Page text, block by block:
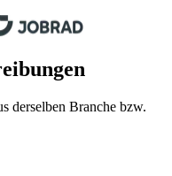
derselben Branche bzw.